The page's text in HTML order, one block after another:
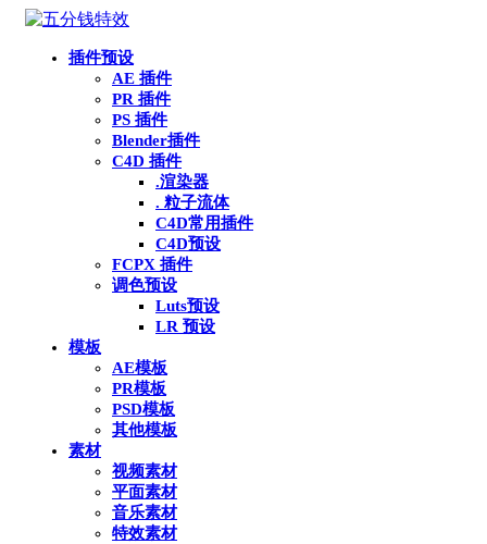
插件预设
AE 插件
PR 插件
PS 插件
Blender插件
C4D 插件
.渲染器
. 粒子流体
C4D常用插件
C4D预设
FCPX 插件
调色预设
Luts预设
LR 预设
模板
AE模板
PR模板
PSD模板
其他模板
素材
视频素材
平面素材
音乐素材
特效素材